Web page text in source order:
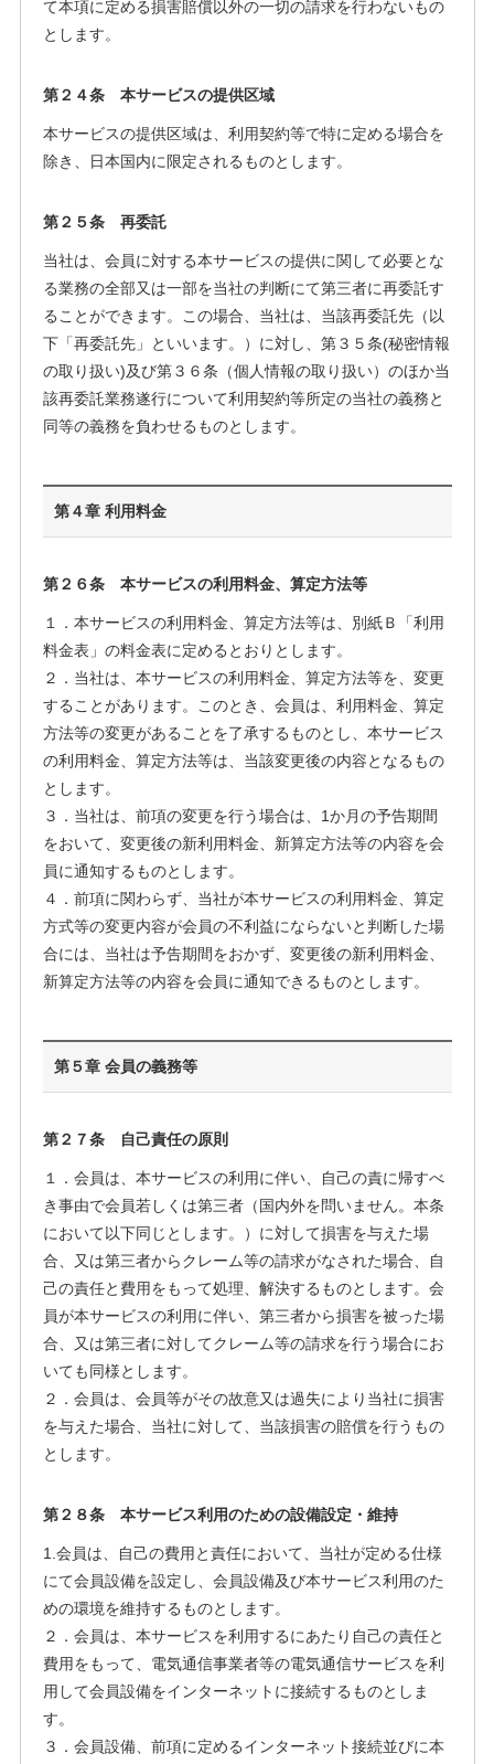
て本項に定める損害賠償以外の一切の請求を行わないもの
とします。
第２４条 本サービスの提供区域
本サービスの提供区域は、利用契約等で特に定める場合を
除き、日本国内に限定されるものとします。
第２５条 再委託
当社は、会員に対する本サービスの提供に関して必要とな
る業務の全部又は一部を当社の判断にて第三者に再委託す
ることができます。この場合、当社は、当該再委託先（以
下「再委託先」といいます。）に対し、第３５条(秘密情報
の取り扱い)及び第３６条（個人情報の取り扱い）のほか当
該再委託業務遂行について利用契約等所定の当社の義務と
同等の義務を負わせるものとします。
第４章 利用料金
第２６条 本サービスの利用料金、算定方法等
１．本サービスの利用料金、算定方法等は、別紙Ｂ「利用
料金表」の料金表に定めるとおりとします。
２．当社は、本サービスの利用料金、算定方法等を、変更
することがあります。このとき、会員は、利用料金、算定
方法等の変更があることを了承するものとし、本サービス
の利用料金、算定方法等は、当該変更後の内容となるもの
とします。
３．当社は、前項の変更を行う場合は、1か月の予告期間
をおいて、変更後の新利用料金、新算定方法等の内容を会
員に通知するものとします。
４．前項に関わらず、当社が本サービスの利用料金、算定
方式等の変更内容が会員の不利益にならないと判断した場
合には、当社は予告期間をおかず、変更後の新利用料金、
新算定方法等の内容を会員に通知できるものとします。
第５章 会員の義務等
第２７条 自己責任の原則
１．会員は、本サービスの利用に伴い、自己の責に帰すべ
き事由で会員若しくは第三者（国内外を問いません。本条
において以下同じとします。）に対して損害を与えた場
合、又は第三者からクレーム等の請求がなされた場合、自
己の責任と費用をもって処理、解決するものとします。会
員が本サービスの利用に伴い、第三者から損害を被った場
合、又は第三者に対してクレーム等の請求を行う場合にお
いても同様とします。
２．会員は、会員等がその故意又は過失により当社に損害
を与えた場合、当社に対して、当該損害の賠償を行うもの
とします。
第２８条 本サービス利用のための設備設定・維持
1.会員は、自己の費用と責任において、当社が定める仕様
にて会員設備を設定し、会員設備及び本サービス利用のた
めの環境を維持するものとします。
２．会員は、本サービスを利用するにあたり自己の責任と
費用をもって、電気通信事業者等の電気通信サービスを利
用して会員設備をインターネットに接続するものとしま
す。
３．会員設備、前項に定めるインターネット接続並びに本